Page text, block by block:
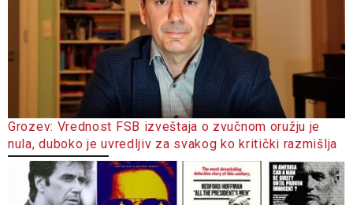
Grozev: Vrednost FSB izveštaja o zvučnom oružju je
nula, duboko je uvredljiv za svakog ko kritički razmišlja